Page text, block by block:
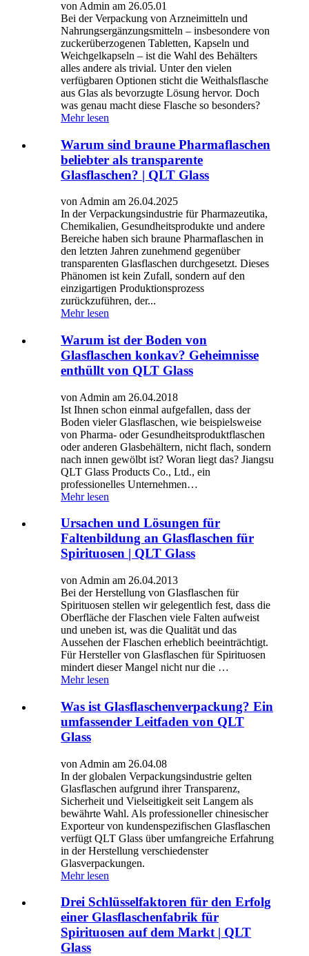
von Admin am 26.05.01
Bei der Verpackung von Arzneimitteln und
Nahrungsergänzungsmitteln – insbesondere von
zuckerüberzogenen Tabletten, Kapseln und
Weichgelkapseln – ist die Wahl des Behälters
alles andere als trivial. Unter den vielen
verfügbaren Optionen sticht die Weithalsflasche
aus Glas als bevorzugte Lösung hervor. Doch
was genau macht diese Flasche so besonders?
Mehr lesen
Warum sind braune Pharmaflaschen
beliebter als transparente
Glasflaschen? | QLT Glass
von Admin am 26.04.2025
In der Verpackungsindustrie für Pharmazeutika,
Chemikalien, Gesundheitsprodukte und andere
Bereiche haben sich braune Pharmaflaschen in
den letzten Jahren zunehmend gegenüber
transparenten Glasflaschen durchgesetzt. Dieses
Phänomen ist kein Zufall, sondern auf den
einzigartigen Produktionsprozess
zurückzuführen, der...
Mehr lesen
Warum ist der Boden von
Glasflaschen konkav? Geheimnisse
enthüllt von QLT Glass
von Admin am 26.04.2018
Ist Ihnen schon einmal aufgefallen, dass der
Boden vieler Glasflaschen, wie beispielsweise
von Pharma- oder Gesundheitsproduktflaschen
oder anderen Glasbehältern, nicht flach, sondern
nach innen gewölbt ist? Woran liegt das? Jiangsu
QLT Glass Products Co., Ltd., ein
professionelles Unternehmen…
Mehr lesen
Ursachen und Lösungen für
Faltenbildung an Glasflaschen für
Spirituosen | QLT Glass
von Admin am 26.04.2013
Bei der Herstellung von Glasflaschen für
Spirituosen stellen wir gelegentlich fest, dass die
Oberfläche der Flaschen viele Falten aufweist
und uneben ist, was die Qualität und das
Aussehen der Flaschen erheblich beeinträchtigt.
Für Hersteller von Glasflaschen für Spirituosen
mindert dieser Mangel nicht nur die …
Mehr lesen
Was ist Glasflaschenverpackung? Ein
umfassender Leitfaden von QLT
Glass
von Admin am 26.04.08
In der globalen Verpackungsindustrie gelten
Glasflaschen aufgrund ihrer Transparenz,
Sicherheit und Vielseitigkeit seit Langem als
bewährte Wahl. Als professioneller chinesischer
Exporteur von kundenspezifischen Glasflaschen
verfügt QLT Glass über umfangreiche Erfahrung
in der Herstellung verschiedenster
Glasverpackungen.
Mehr lesen
Drei Schlüsselfaktoren für den Erfolg
einer Glasflaschenfabrik für
Spirituosen auf dem Markt | QLT
Glass